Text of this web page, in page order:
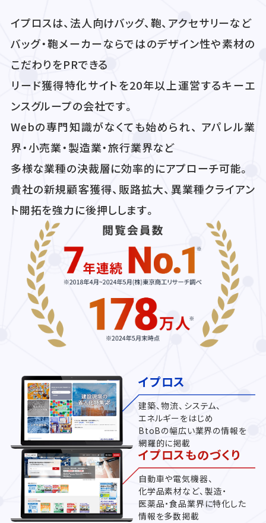
イプロスは、法人向けバッグ、鞄、アクセサリーなど
バッグ・鞄メーカーならではのデザイン性や素材の
こだわりをPRできる
リード獲得特化サイトを20年以上運営するキーエ
ンスグループの会社です。
Webの専門知識がなくても始められ、 アパレル業
界・小売業・製造業・旅行業界など
多様な業種の決裁層に効率的にアプローチ可能。
貴社の新規顧客獲得、販路拡大、異業種クライアン
ト開拓を強力に後押しします。
イプロス
建築、物流、システム、
エネルギーをはじめ
BtoBの幅広い業界の情報を
網羅的に掲載
イプロスものづくり
自動車や電気機器、
化学品素材など、製造・
医薬品・食品業界に特化した
情報を多数掲載